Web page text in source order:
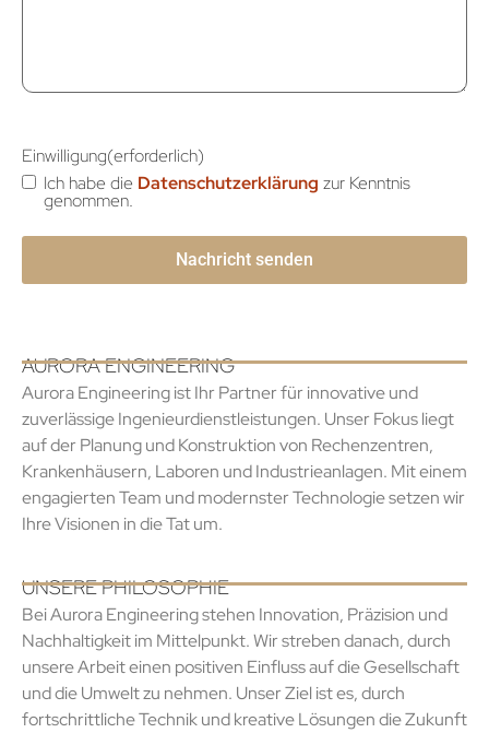
Einwilligung(erforderlich)
Ich habe die Datenschutzerklärung zur Kenntnis
genommen.
AURORA ENGINEERING
Aurora Engineering ist Ihr Partner für innovative und
zuverlässige Ingenieurdienstleistungen. Unser Fokus liegt
auf der Planung und Konstruktion von Rechenzentren,
Krankenhäusern, Laboren und Industrieanlagen. Mit einem
engagierten Team und modernster Technologie setzen wir
Ihre Visionen in die Tat um.
UNSERE PHILOSOPHIE
Bei Aurora Engineering stehen Innovation, Präzision und
Nachhaltigkeit im Mittelpunkt. Wir streben danach, durch
unsere Arbeit einen positiven Einfluss auf die Gesellschaft
und die Umwelt zu nehmen. Unser Ziel ist es, durch
fortschrittliche Technik und kreative Lösungen die Zukunft